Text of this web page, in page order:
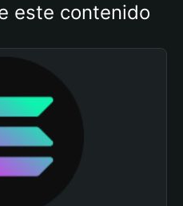
este contenido